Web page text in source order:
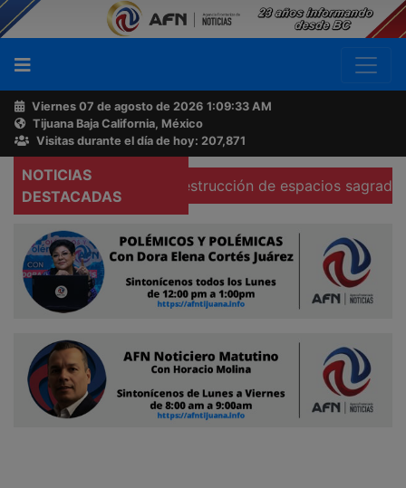
Viernes 07 de agosto de 2026 1:09:34 AM
Tijuana Baja California, México
Visitas durante el día de hoy: 207,871
NOTICIAS
DESTACADAS
atención a destrucción de espacios sagrados en
Buscador
Acerca
de
AFN
Ventas
Contacto
Reportero
Ciudadano